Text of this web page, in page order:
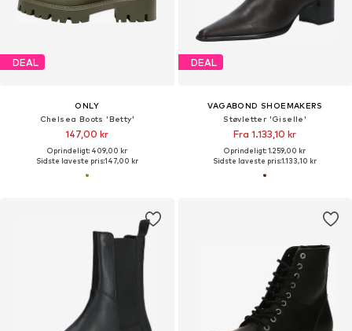
DEAL
ONLY
Chelsea Boots 'Betty'
147,00 kr
Oprindeligt: 409,00 kr
Sidste laveste pris:147,00 kr
DEAL
VAGABOND SHOEMAKERS
Støvletter 'Giselle'
Fra 1.133,10 kr
Oprindeligt: 1.259,00 kr
Sidste laveste pris:1.133,10 kr